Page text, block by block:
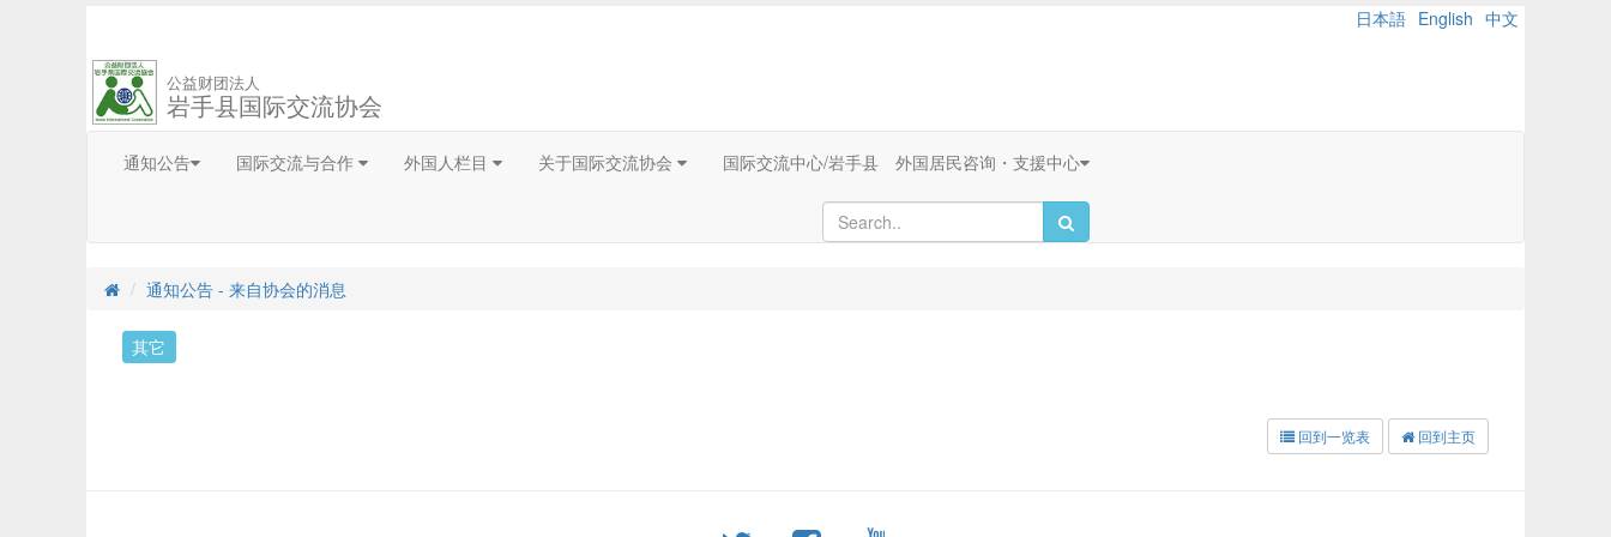
日本語 English 中文
公益财团法人
岩手县国际交流协会
通知公告 国际交流与合作 外国人栏目 关于国际交流协会 国际交流中心/岩手县 外国居民咨询・支援中心
通知公告 - 来自协会的消息
其它
回到一览表 回到主页